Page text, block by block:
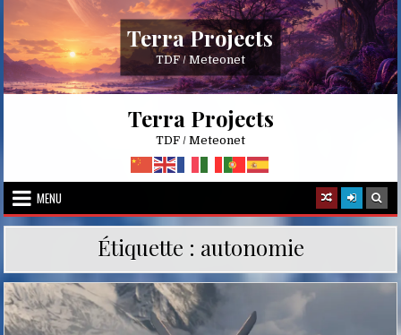
content
Terra Projects
TDF / Meteonet
Terra Projects
TDF / Meteonet
MENU
Étiquette : autonomie
Posted